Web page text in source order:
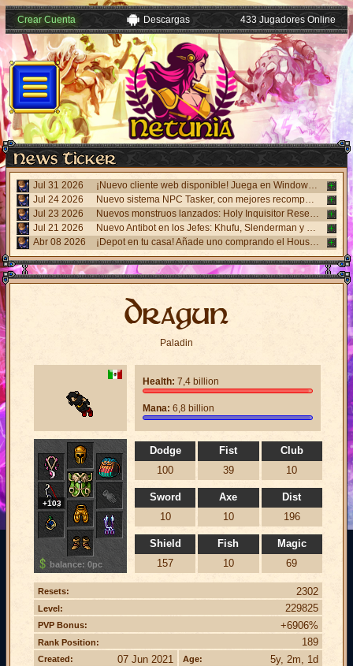
Crear Cuenta Descargas 433 Jugadores Online
Jul 31 2026
¡Nuevo cliente web disponible! Juega en Windows, Android y iPhone sin necesidad de instalar nada. Accede desde el panel "Mi Cuenta".
Jul 24 2026
Nuevo sistema NPC Tasker, con mejores recompensas y tareas de eventos. Visita al NPC Tasker con el Cliente Universal actualizado.
Jul 23 2026
Nuevos monstruos lanzados: Holy Inquisitor Reset 4000 y Gunsmoke Reset 4200. Refinación en la estatua Rigel, caza 6.
Jul 21 2026
Nuevo Antibot en los Jefes: Khufu, Slenderman y Carnage. Responde un desafío visual al hablar con los NPCs guardias para acceder a las salas.
Abr 08 2026
¡Depot en tu casa! Añade uno comprando el House Depot Pack en la Shop. Límite de 1 por casa.
Dragun
Paladin
Dodge
100
Fist
39
Club
10
Sword
10
Axe
10
Dist
196
Shield
157
Fish
10
Magic
69
+103
balance: 0pc
Health: 7,4 billion
Mana: 6,8 billion
Resets: 2302
Level: 229825
PVP Bonus: +6906%
Rank Position: 189
Created: 07 Jun 2021 Age: 5y, 2m, 1d